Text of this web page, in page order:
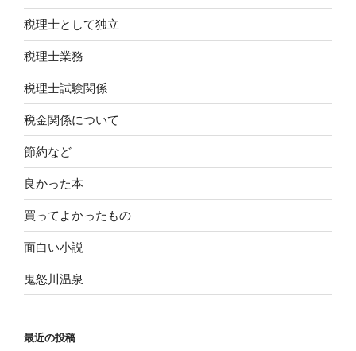
税理士として独立
税理士業務
税理士試験関係
税金関係について
節約など
良かった本
買ってよかったもの
面白い小説
鬼怒川温泉
最近の投稿